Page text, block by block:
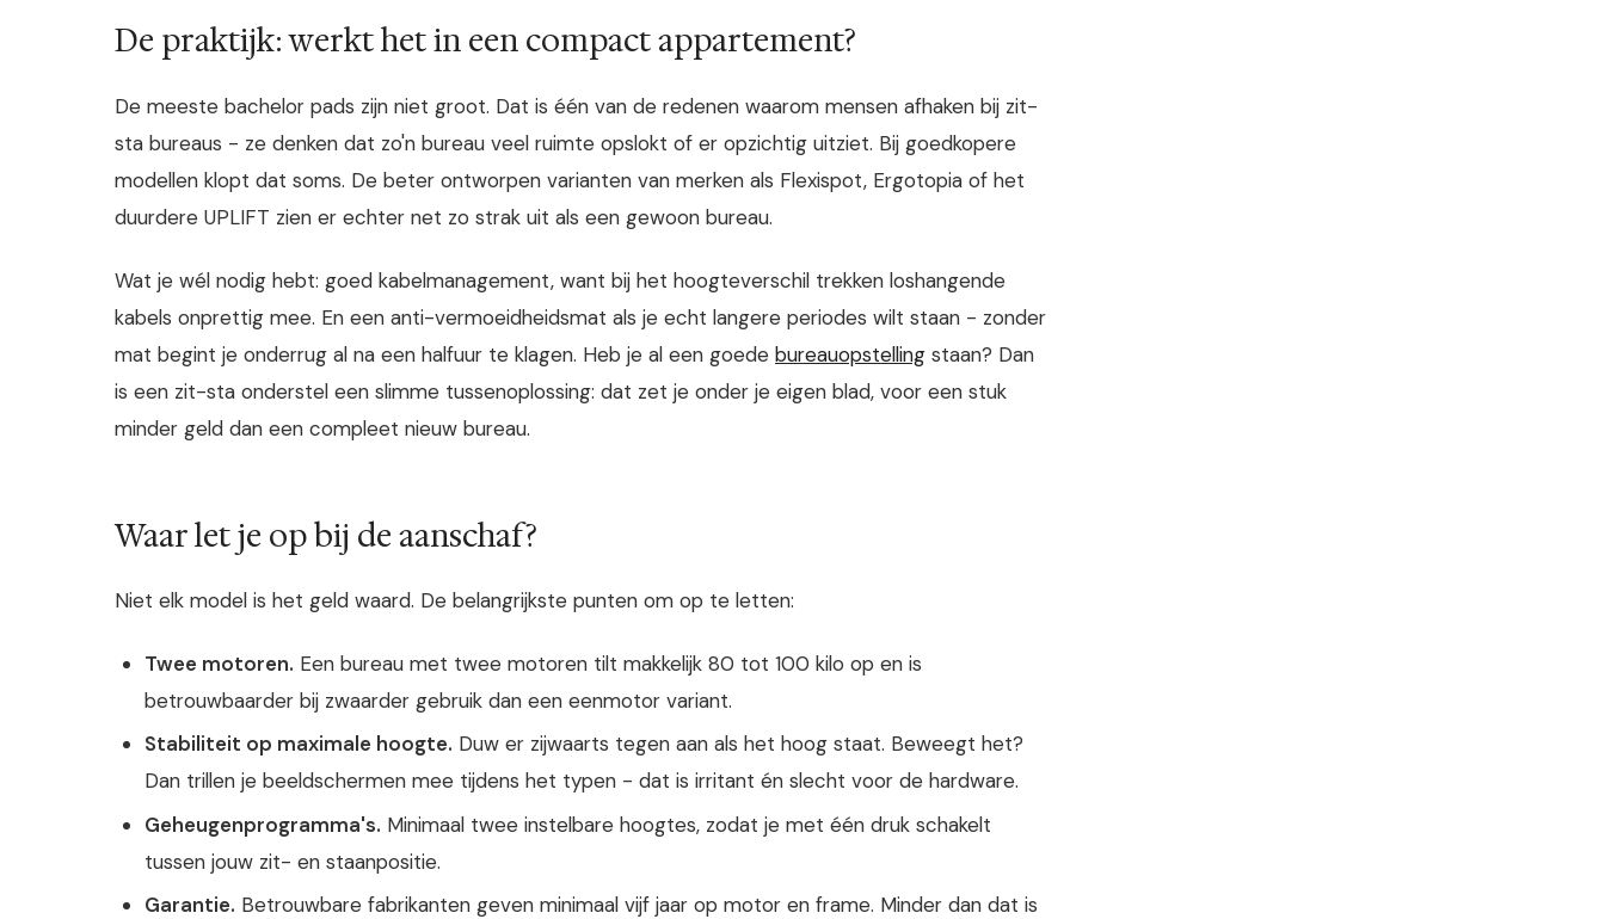
De praktijk: werkt het in een compact appartement?
De meeste bachelor pads zijn niet groot. Dat is één van de redenen waarom mensen afhaken bij zit-
sta bureaus - ze denken dat zo'n bureau veel ruimte opslokt of er opzichtig uitziet. Bij goedkopere
modellen klopt dat soms. De beter ontworpen varianten van merken als Flexispot, Ergotopia of het
duurdere UPLIFT zien er echter net zo strak uit als een gewoon bureau.
Wat je wél nodig hebt: goed kabelmanagement, want bij het hoogteverschil trekken loshangende
kabels onprettig mee. En een anti-vermoeidheidsmat als je echt langere periodes wilt staan - zonder
mat begint je onderrug al na een halfuur te klagen. Heb je al een goede bureauopstelling staan? Dan
is een zit-sta onderstel een slimme tussenoplossing: dat zet je onder je eigen blad, voor een stuk
minder geld dan een compleet nieuw bureau.
Waar let je op bij de aanschaf?
Niet elk model is het geld waard. De belangrijkste punten om op te letten:
Twee motoren. Een bureau met twee motoren tilt makkelijk 80 tot 100 kilo op en is
betrouwbaarder bij zwaarder gebruik dan een eenmotor variant.
Stabiliteit op maximale hoogte. Duw er zijwaarts tegen aan als het hoog staat. Beweegt het?
Dan trillen je beeldschermen mee tijdens het typen - dat is irritant én slecht voor de hardware.
Geheugenprogramma's. Minimaal twee instelbare hoogtes, zodat je met één druk schakelt
tussen jouw zit- en staanpositie.
Garantie. Betrouwbare fabrikanten geven minimaal vijf jaar op motor en frame. Minder dan dat is